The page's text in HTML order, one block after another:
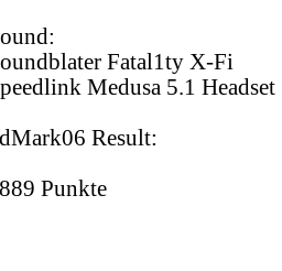
Fatal1ty X-Fi
Medusa 5.1 Headset
Result:
Punkte